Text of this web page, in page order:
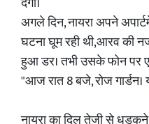
अगले दिन, नायरा अपने
घटना घूम रही थी,आरव की
हुआ डर। तभी उसके फोन पर
"आज रात 8 बजे, रोज गार्डन।